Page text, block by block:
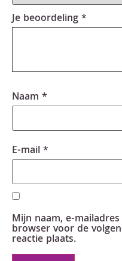
Je beoordeling*
Naam *
E-mail*
Mijn naam, e-
browser voor de
reactie plaats.